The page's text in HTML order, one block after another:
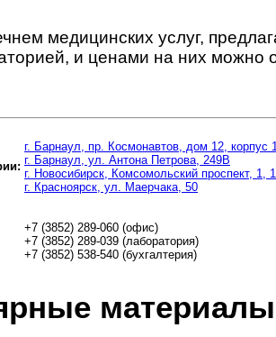
медицинских услуг,
и ценами на них можно
г. Барнаул, пр. Космонавтов, дом 12, корпус
г. Барнаул, ул. Антона Петрова, 249В
г. Новосибирск, Комсомольский проспект, 1,
г. Красноярск, ул. Маерчака, 50
+7 (3852) 289-060 (офис)
+7 (3852) 289-039 (лаборатория)
+7 (3852) 538-540 (бухгалтерия)
материалы